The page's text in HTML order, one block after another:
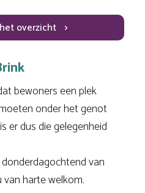
overzicht
bewoners een plek
onder het genot
er dus die gelegenheid
van
van harte welkom.